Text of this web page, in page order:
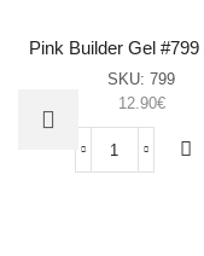
Pink Builder Gel #799
SKU: 799
12.90€
Pink